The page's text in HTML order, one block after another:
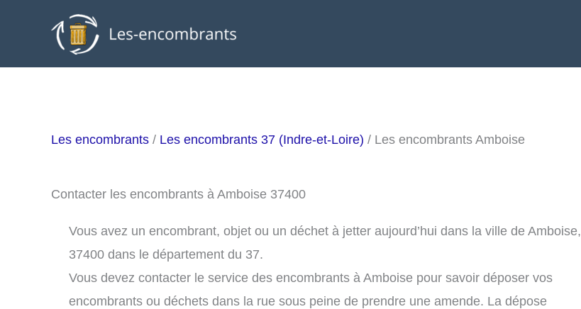
Les encombrants / Les encombrants 37 (Indre-et-Loire) / Les encombrants Amboise
Contacter les encombrants à Amboise 37400
Vous avez un encombrant, objet ou un déchet à jetter aujourd’hui dans la ville de Amboise,
37400 dans le département du 37.
Vous devez contacter le service des encombrants à Amboise pour savoir déposer vos
encombrants ou déchets dans la rue sous peine de prendre une amende. La dépose